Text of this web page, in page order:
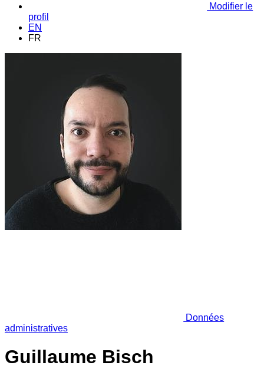
Modifier le
profil
EN
FR
Données
administratives
Guillaume Bisch